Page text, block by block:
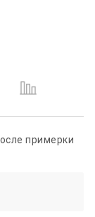
примерки